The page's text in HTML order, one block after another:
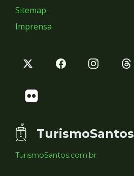
Sitemap
Imprensa
TurismoSantos
TurismoSantos.com.br